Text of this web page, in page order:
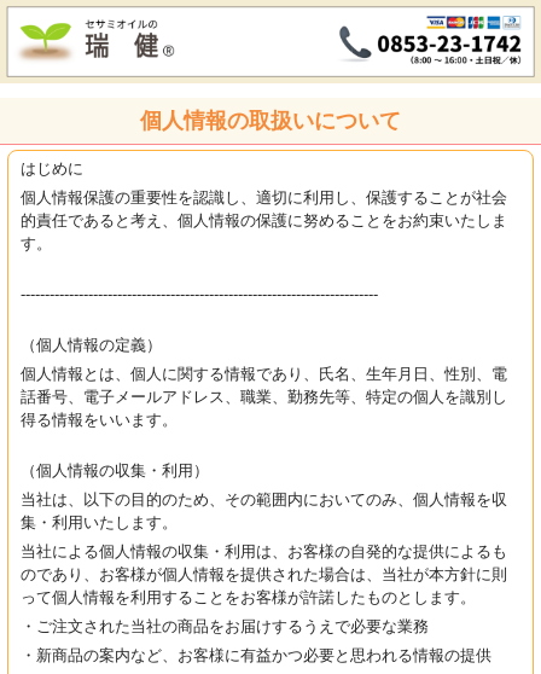
個人情報の取扱いについて
はじめに
個人情報保護の重要性を認識し、適切に利用し、保護することが社会
的責任であると考え、個人情報の保護に努めることをお約束いたしま
す。
--------------------------------------------------------------------------
（個人情報の定義）
個人情報とは、個人に関する情報であり、氏名、生年月日、性別、電
話番号、電子メールアドレス、職業、勤務先等、特定の個人を識別し
得る情報をいいます。
（個人情報の収集・利用）
当社は、以下の目的のため、その範囲内においてのみ、個人情報を収
集・利用いたします。
当社による個人情報の収集・利用は、お客様の自発的な提供によるも
のであり、お客様が個人情報を提供された場合は、当社が本方針に則
って個人情報を利用することをお客様が許諾したものとします。
・ご注文された当社の商品をお届けするうえで必要な業務
・新商品の案内など、お客様に有益かつ必要と思われる情報の提供